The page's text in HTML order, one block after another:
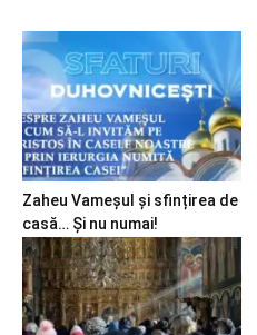
Zaheu Vameșul și sfințirea de
casă… Și nu numai!